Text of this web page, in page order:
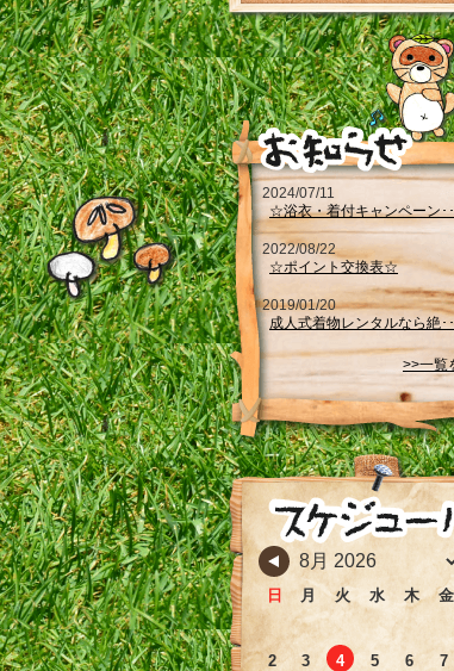
2024/07/11
☆浴衣・着付キャンペーン･
2022/08/22
☆ポイント交換表☆
2019/01/20
成人式着物レンタルなら絶･
>>一覧
日 月 火 水 木 金
2
3 4 5 6 7